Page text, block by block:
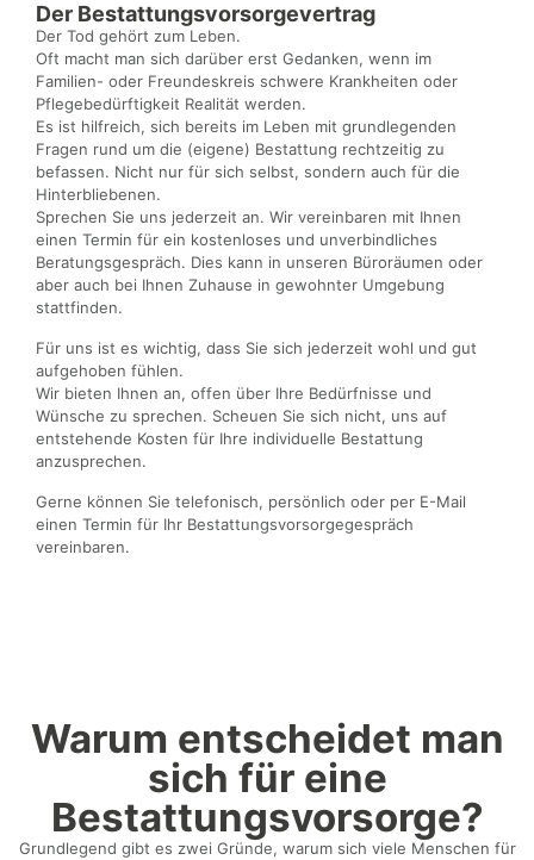
Der Bestattungsvorsorgevertrag
Der Tod gehört zum Leben.
Oft macht man sich darüber erst Gedanken, wenn im
Familien- oder Freundeskreis schwere Krankheiten oder
Pflegebedürftigkeit Realität werden.
Es ist hilfreich, sich bereits im Leben mit grundlegenden
Fragen rund um die (eigene) Bestattung rechtzeitig zu
befassen. Nicht nur für sich selbst, sondern auch für die
Hinterbliebenen.
Sprechen Sie uns jederzeit an. Wir vereinbaren mit Ihnen
einen Termin für ein kostenloses und unverbindliches
Beratungsgespräch. Dies kann in unseren Büroräumen oder
aber auch bei Ihnen Zuhause in gewohnter Umgebung
stattfinden.
Für uns ist es wichtig, dass Sie sich jederzeit wohl und gut
aufgehoben fühlen.
Wir bieten Ihnen an, offen über Ihre Bedürfnisse und
Wünsche zu sprechen. Scheuen Sie sich nicht, uns auf
entstehende Kosten für Ihre individuelle Bestattung
anzusprechen.
Gerne können Sie telefonisch, persönlich oder per E-Mail
einen Termin für Ihr Bestattungsvorsorgegespräch
vereinbaren.
Warum entscheidet man
sich für eine
Bestattungsvorsorge?
Grundlegend gibt es zwei Gründe, warum sich viele Menschen für